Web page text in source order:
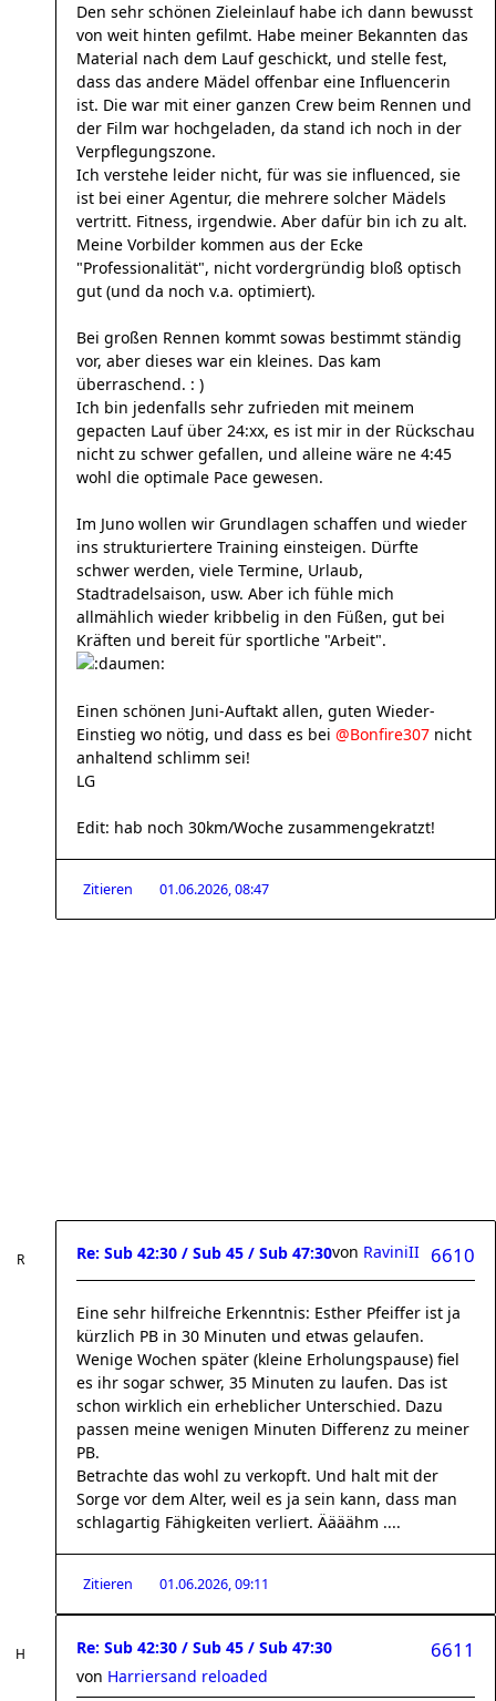
Den sehr schönen Zieleinlauf habe ich dann bewusst
von weit hinten gefilmt. Habe meiner Bekannten das
Material nach dem Lauf geschickt, und stelle fest,
dass das andere Mädel offenbar eine Influencerin
ist. Die war mit einer ganzen Crew beim Rennen und
der Film war hochgeladen, da stand ich noch in der
Verpflegungszone.
Ich verstehe leider nicht, für was sie influenced, sie
ist bei einer Agentur, die mehrere solcher Mädels
vertritt. Fitness, irgendwie. Aber dafür bin ich zu alt.
Meine Vorbilder kommen aus der Ecke
"Professionalität", nicht vordergründig bloß optisch
gut (und da noch v.a. optimiert).
Bei großen Rennen kommt sowas bestimmt ständig
vor, aber dieses war ein kleines. Das kam
überraschend. : )
Ich bin jedenfalls sehr zufrieden mit meinem
gepacten Lauf über 24:xx, es ist mir in der Rückschau
nicht zu schwer gefallen, und alleine wäre ne 4:45
wohl die optimale Pace gewesen.
Im Juno wollen wir Grundlagen schaffen und wieder
ins strukturiertere Training einsteigen. Dürfte
schwer werden, viele Termine, Urlaub,
Stadtradelsaison, usw. Aber ich fühle mich
allmählich wieder kribbelig in den Füßen, gut bei
Kräften und bereit für sportliche "Arbeit".
Einen schönen Juni-Auftakt allen, guten Wieder-
Einstieg wo nötig, und dass es bei @Bonfire307 nicht
anhaltend schlimm sei!
LG
Edit: hab noch 30km/Woche zusammengekratzt!
Zitieren 01.06.2026, 08:47
Re: Sub 42:30 / Sub 45 / Sub 47:30 6610
von RaviniII
Eine sehr hilfreiche Erkenntnis: Esther Pfeiffer ist ja
kürzlich PB in 30 Minuten und etwas gelaufen.
Wenige Wochen später (kleine Erholungspause) fiel
es ihr sogar schwer, 35 Minuten zu laufen. Das ist
schon wirklich ein erheblicher Unterschied. Dazu
passen meine wenigen Minuten Differenz zu meiner
PB.
Betrachte das wohl zu verkopft. Und halt mit der
Sorge vor dem Alter, weil es ja sein kann, dass man
schlagartig Fähigkeiten verliert. Äääähm ....
Zitieren 01.06.2026, 09:11
Re: Sub 42:30 / Sub 45 / Sub 47:30 6611
von Harriersand reloaded